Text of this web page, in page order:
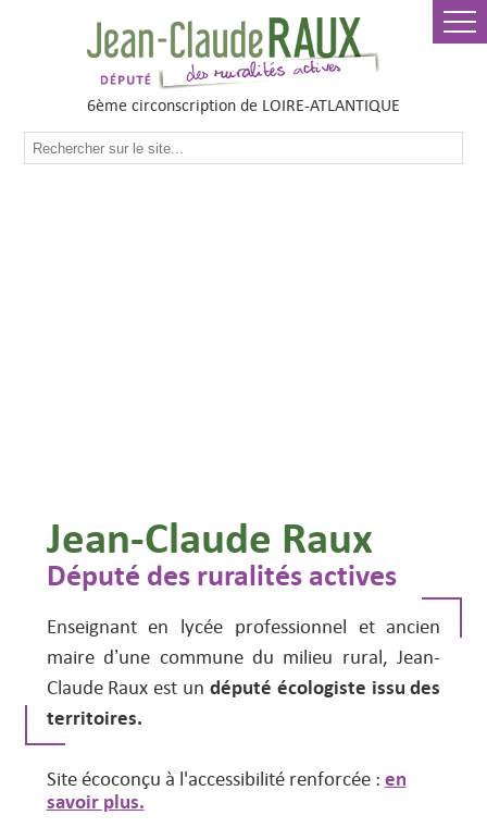
6ème circonscription de LOIRE-ATLANTIQUE
Jean-Claude Raux
Député des ruralités actives
Enseignant en lycée professionnel et ancien
maire d’une commune du milieu rural, Jean-
Claude Raux est un député écologiste issu des
territoires.
Site écoconçu à l'accessibilité renforcée : en
savoir plus.